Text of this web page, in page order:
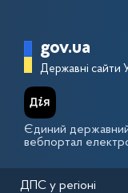
Головна
gov.ua
Державні сайти
Єдиний
вебпортал
ДПС у регіоні